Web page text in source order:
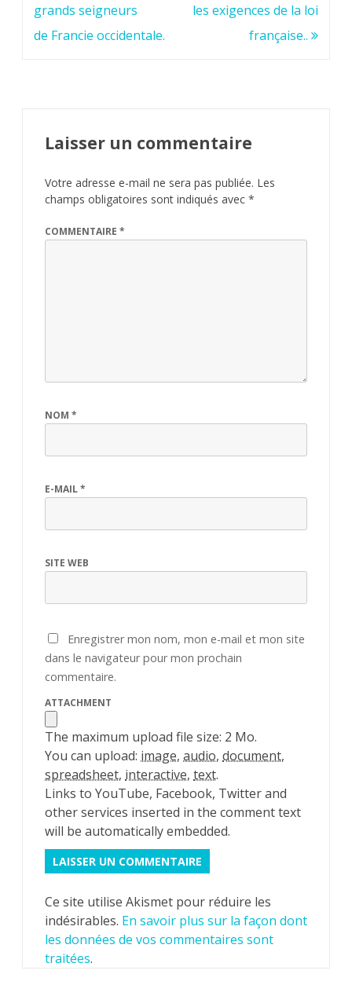
grands seigneurs
de Francie occidentale.
les exigences de la loi
française..
Laisser un commentaire
Votre adresse e-mail ne sera pas publiée. Les
champs obligatoires sont indiqués avec *
COMMENTAIRE *
NOM *
E-MAIL*
SITE WEB
Enregistrer mon nom, mon e-mail et mon site
dans le navigateur pour mon prochain
commentaire.
ATTACHMENT
The maximum upload file size: 2 Mo.
You can upload: image, audio, document,
spreadsheet, interactive, text.
Links to YouTube, Facebook, Twitter and
other services inserted in the comment text
will be automatically embedded.
Ce site utilise Akismet pour réduire les
indésirables. En savoir plus sur la façon dont
les données de vos commentaires sont
traitées.